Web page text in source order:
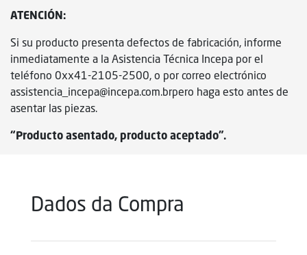
ATENCIÓN:
Si su producto presenta defectos de fabricación, informe
inmediatamente a la Asistencia Técnica Incepa por el
teléfono 0xx41-2105-2500, o por correo electrónico
assistencia_incepa@incepa.com.brpero haga esto antes de
asentar las piezas.
“Producto asentado, producto aceptado”.
Dados da Compra